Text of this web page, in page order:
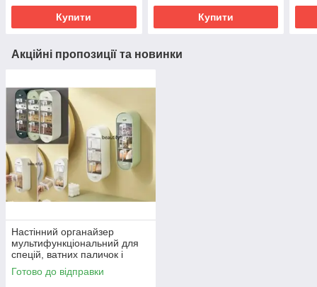
Купити Купити
Акційні пропозиції та новинки
Настінний органайзер
мультифункціональний для
спецій, ватних паличок і
дрібниць XL-905 SV227
Готово до відправки